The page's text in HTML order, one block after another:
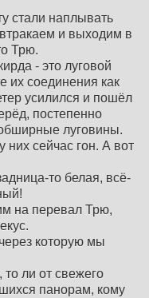
стали наплывать
и выходим в
Трю.
- это луговой
их соединения как
усилился и пошёл
постепенно
луговины.
сейчас гон. А вот
то белая, всё-
на перевал Трю,
которую мы
то ли от свежего
панорам, кому